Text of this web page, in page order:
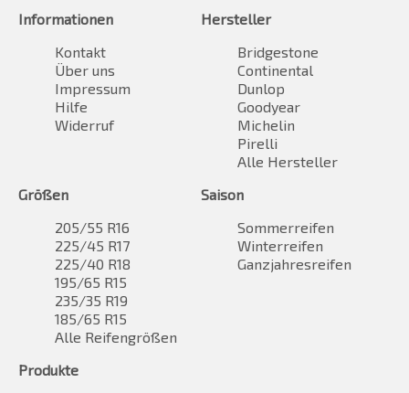
Informationen
Kontakt
Über uns
Impressum
Hilfe
Widerruf
Hersteller
Bridgestone
Continental
Dunlop
Goodyear
Michelin
Pirelli
Alle Hersteller
Größen
205/55 R16
225/45 R17
225/40 R18
195/65 R15
235/35 R19
185/65 R15
Alle Reifengrößen
Saison
Sommerreifen
Winterreifen
Ganzjahresreifen
Produkte